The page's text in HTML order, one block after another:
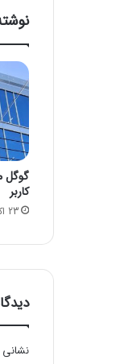
ی
ا
ل
ب
ر
ی
ا
ی
ج
ا
د
ب
ا
س
ت
گوگل
کاربر
23 اکتبر 2022